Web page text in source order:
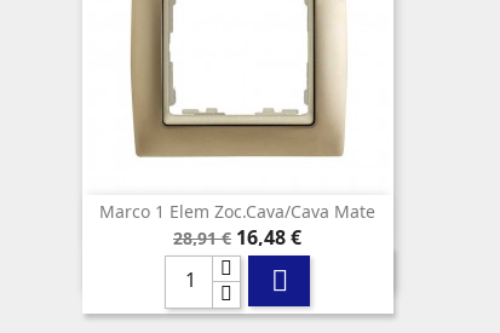
Marco 1 Elem Zoc.cava/cava Mate
Precio
base
28,91 € Precio
16,48 €

 Vista rápida